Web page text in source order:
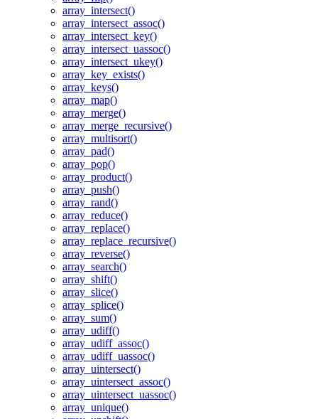
array_intersect()
array_intersect_assoc()
array_intersect_key()
array_intersect_uassoc()
array_intersect_ukey()
array_key_exists()
array_keys()
array_map()
array_merge()
array_merge_recursive()
array_multisort()
array_pad()
array_pop()
array_product()
array_push()
array_rand()
array_reduce()
array_replace()
array_replace_recursive()
array_reverse()
array_search()
array_shift()
array_slice()
array_splice()
array_sum()
array_udiff()
array_udiff_assoc()
array_udiff_uassoc()
array_uintersect()
array_uintersect_assoc()
array_uintersect_uassoc()
array_unique()